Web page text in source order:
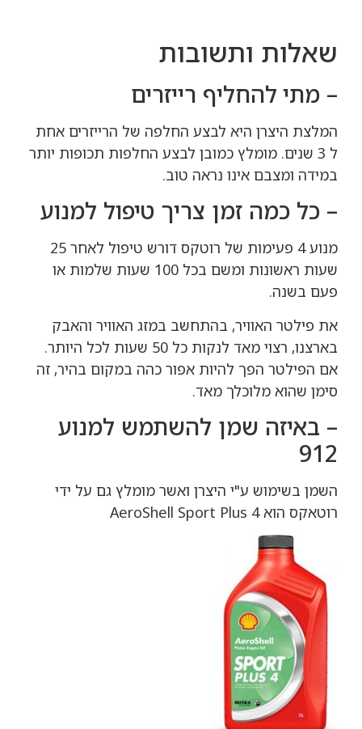
שאלות ותשובות
– מתי להחליף רייזרים
המלצת היצרן היא לבצע החלפה של הרייזרים אחת
ל 3 שנים. מומלץ כמובן לבצע החלפות תכופות יותר
במידה ומצבם אינו נראה טוב.
– כל כמה זמן צריך טיפול למנוע
מנוע 4 פעימות של רוטקס דורש טיפול לאחר 25
שעות ראשונות ומשם בכל 100 שעות שלמות או
פעם בשנה.
את פילטר האוויר, בהתחשב במזג האוויר והאבק
בארצנו, רצוי מאד לנקות כל 50 שעות לכל היותר.
אם הפילטר הפך להיות אפור כהה במקום בהיר, זה
סימן שהוא מלוכלך מאד.
– באיזה שמן להשתמש למנוע
912
השמן בשימוש ע"י היצרן ואשר מומלץ גם על ידי
רוטאקס הוא AeroShell Sport Plus 4